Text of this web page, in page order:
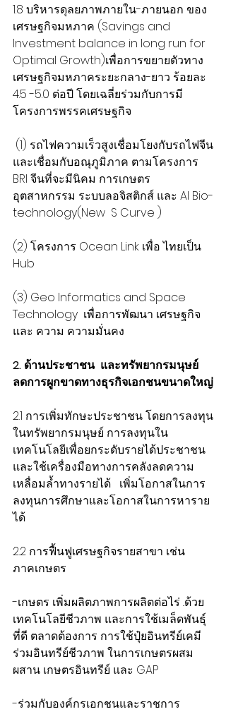
1.8 บริหารดุลยภาพภายใน-ภายนอก ของ
เศรษฐกิจมหภาค (Savings and
Investment balance in long run for
Optimal Growth)เพื่อการขยายตัวทาง
เศรษฐกิจมหภาคระยะกลาง-ยาว ร้อยละ
4.5 -5.0 ต่อปี โดยเฉลี่ยร่วมกับการมี
โครงการพรรคเศรษฐกิจ
และเชื่อมกับอณุภูมิภาค ตามโครงการ
BRI จีนที่จะมีนิคม การเกษตร
อุตสาหกรรม ระบบลอจิสติกส์ และ AI Bio-
technology(New  S Curve )
(2) โครงการ Ocean Link เพื่อ ไทยเป็น
Hub
(3) Geo Informatics and Space
Technology  เพื่อการพัฒนา เศรษฐกิจ
และ ความ ความมั่นคง
2. ด้านประชาชน  และทรัพยากรมนุษย์
ลดการผูกขาดทางธุรกิจเอกชนขนาดใหญ่
2.1 การเพิ่มทักษะประชาชน โดยการลงทุน
ในทรัพยากรมนุษย์ การลงทุนใน
เทคโนโลยีเพื่อยกระดับรายได้ประชาชน
และใช้เครื่องมือทางการคลังลดความ
เหลื่อมล้ำทางรายได้   เพิ่มโอกาสในการ
ลงทุนการศึกษาและโอกาสในการหาราย
ได้
2.2 การฟื้นฟูเศรษฐกิจรายสาขา เช่น
ภาคเกษตร
-เกษตร เพิ่มผลิตภาพการผลิตต่อไร่ ..ด้วย
เทคโนโลยีชีวภาพ และการใช้เมล็ดพันธุ์
ที่ดี ตลาดต้องการ การใช้ปุ๋ยอินทรีย์เคมี
ร่วมอินทรีย์ชีวภาพ ในการเกษตรผสม
ผสาน เกษตรอินทรีย์ และ GAP
-ร่วมกับองค์กรเอกชนและราชการ